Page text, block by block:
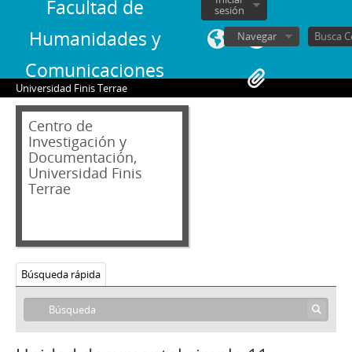
Facultad de
Humanidades y
Comunicaciones
sesión
Navegar
Universidad Finis Terrae
Centro de
Investigación y
Documentación,
Universidad Finis
Terrae
Búsqueda rápida
03 - Colecciones Especiales
1 - Colección Siglo XX
2 - Documento mecanografiado referente a la solicitud de inconstitucionalidad por parte del Movimiento Democrático Popular